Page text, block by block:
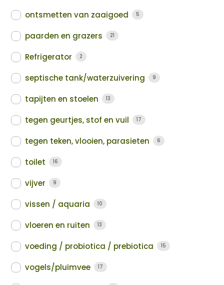
ontsmetten van zaaigoed 5
paarden en grazers 21
Refrigerator 2
septische tank/waterzuivering 9
tapijten en stoelen 13
tegen geurtjes, stof en vuil 17
tegen teken, vlooien, parasieten 6
toilet 16
vijver 9
vissen / aquaria 10
vloeren en ruiten 13
voeding / probiotica / prebiotica 15
vogels/pluimvee 17